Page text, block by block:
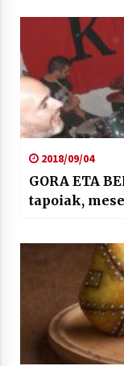
2018/09/04
GORA ETA
tapoiak,